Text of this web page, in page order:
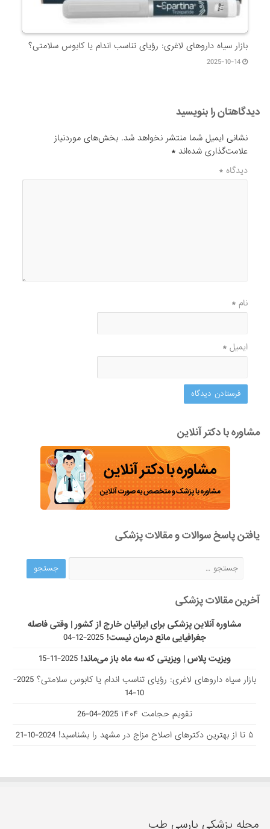
بازار سیاه داروهای لاغری: رؤیای تناسب اندام یا کابوس سلامتی؟
2025-10-14
دیدگاهتان را بنویسید
نشانی ایمیل شما منتشر نخواهد شد. بخش‌های موردنیاز
علامت‌گذاری شده‌اند*
دیدگاه*
نام*
ایمیل*
مشاوره با دکتر آنلاین
یافتن پاسخ سوالات و مقالات پزشکی
آخرین مقالات پزشکی
مشاوره آنلاین پزشکی برای ایرانیان خارج از کشور | وقتی فاصله
جغرافیایی مانع درمان نیست! 2025-12-04
ویزیت پلاس | ویزیتی که سه ماه باز می‌ماند! 2025-11-15
بازار سیاه داروهای لاغری: رؤیای تناسب اندام یا کابوس سلامتی؟
2025-
10-14
تقویم حجامت ۱۴۰۴
2025-04-26
۵ تا از بهترین دکتر‌های اصلاح مزاج در مشهد را بشناسید!
2024-10-21
مجله پزشکی پارسی طب